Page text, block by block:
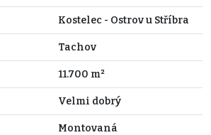
Kostelec - Ostrov u Stříbra
Tachov
11.700 m²
Velmi dobrý
Montovaná